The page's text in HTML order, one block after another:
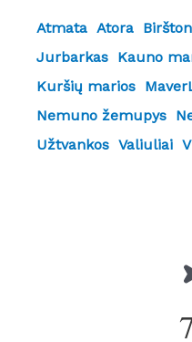
Atmata Atora
Jurbarkas Kauno
Kuršių marios
Nemuno žemupys
Užtvankos Valiuliai